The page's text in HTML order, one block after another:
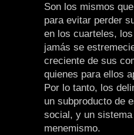
Son los mismos
para evitar perder
en los cuarteles,
jamás se
creciente de sus
quienes para ellos
Por lo tanto, los
un subproducto de
social, y un
menemismo.